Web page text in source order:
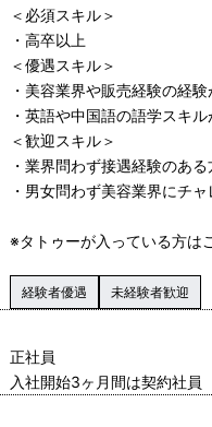
＜必須スキル＞
・高卒以上
＜優遇スキル＞
・美容業界や販売経験の経
・英語や中国語の語学スキ
＜歓迎スキル＞
・業界問わず接遇経験のある
・男女問わず美容業界にチ
※タトゥーが入っている方は
経験者優遇 未経験者歓迎
正社員
入社開始3ヶ月間は契約社